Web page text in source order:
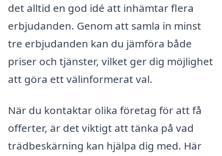
det alltid en god idé att inhämtar flera
erbjudanden. Genom att samla in minst
tre erbjudanden kan du jämföra både
priser och tjänster, vilket ger dig möjlighet
att göra ett välinformerat val.
När du kontaktar olika företag för att få
offerter, är det viktigt att tänka på vad
trädbeskärning kan hjälpa dig med. Här